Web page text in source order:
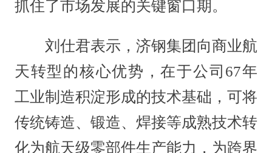
抓住了市场发展的关键窗口期。
刘仕君表示，济钢集团向商业航
天转型的核心优势，在于公司67年
工业制造积淀形成的技术基础，可将
传统铸造、锻造、焊接等成熟技术转
化为航天级零部件生产能力，为跨界